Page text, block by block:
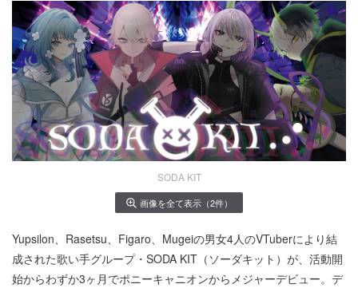
SODA KIT
画像を全て表示（2件）
Yupsilon、Rasetsu、Figaro、Mugeiの男女4人のVTuberにより結
成された歌い手グループ・SODA KIT（ソーダキット）が、活動開
始からわずか3ヶ月でポニーキャニオンからメジャーデビュー。デ